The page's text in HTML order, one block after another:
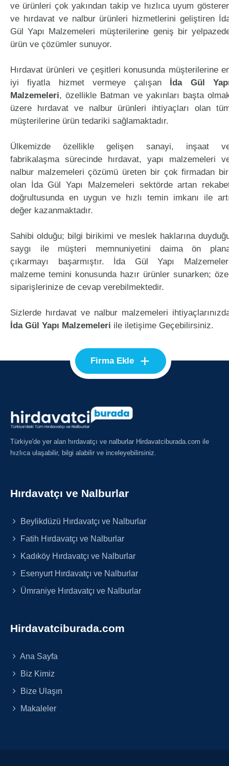
ve ürünleri çok yakından takip ve hızlıca uyum
ve hırdavat ve nalbur ürünleri hizmetlerini geliştiren
Gül Yapı Malzemeleri müşterilerine geniş bir
ürün ve çözümler sunuyor.
Hırdavat ürünleri ve çeşitleri konusunda müşterilerine
iyi fiyatla hizmet vermeye çalışan İda Gül
Malzemeleri, özellikle Batman ve yakınları başta
üzere hırdavat ve nalbur ürünleri ihtiyaçları olan
müşterilerine ürün tedariki sağlamaktadır.
Ülkemizde özellikle gelişen sanayi, inşaat
fabrikalaşma sürecinde hırdavat, yapı malzemeleri
nalbur malzemeleri çözümü üreten bir çok firmadan
olan İda Gül Yapı Malzemeleri sektörde artan
doğrultusunda en uygun ve hızlı temin imkanı ile
değer kazanmaktadır.
Sahibi olduğu; bilgi birikimi ve meslek haklarına
saygı ile müşteri memnuniyetini daima ön
çıkarmayı başarmıştır. İda Gül Yapı
malzeme temini konusunda hazır ürünler sunarken;
siparişlerinize de cevap verebilmektedir.
Sizlerde hırdavat ve nalbur malzemeleri
İda Gül Yapı Malzemeleri ile iletişime Geçebilirsiniz.
Firma Ekle +
Türkiye'de yer alan hırdavatçı ve nalburlar Hirdavatciburada.com ile
hızlıca ulaşabilir, bilgi alabilir ve inceleyebilirsiniz.
Hırdavatçı ve Nalburlar
Beylikdüzü Hırdavatçı ve Nalburlar
Fatih Hırdavatçı ve Nalburlar
Kadıköy Hırdavatçı ve Nalburlar
Esenyurt Hırdavatçı ve Nalburlar
Ümraniye Hırdavatçı ve Nalburlar
Hirdavatciburada.com
Ana Sayfa
Biz Kimiz
Bize Ulaşın
Makaleler